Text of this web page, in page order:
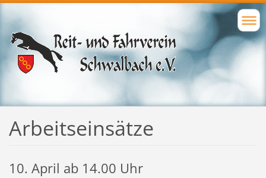
Arbeitseinsätze
10. April ab 14.00 Uhr